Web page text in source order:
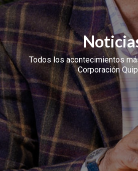
Todos los acontecimientos
Corporación